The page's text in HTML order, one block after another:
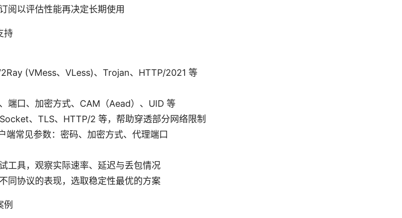
阅以评估性能再决定长期使用
持
(VMess、VLess)、Trojan、HTTP/2021 等
端口、加密方式、CAM（Aead）、UID 等
、TLS、HTTP/2 等，帮助穿透部分网络限制
端常见参数：密码、加密方式、代理端口
工具，观察实际速率、延迟与丢包情况
同协议的表现，选取稳定性最优的方案
例